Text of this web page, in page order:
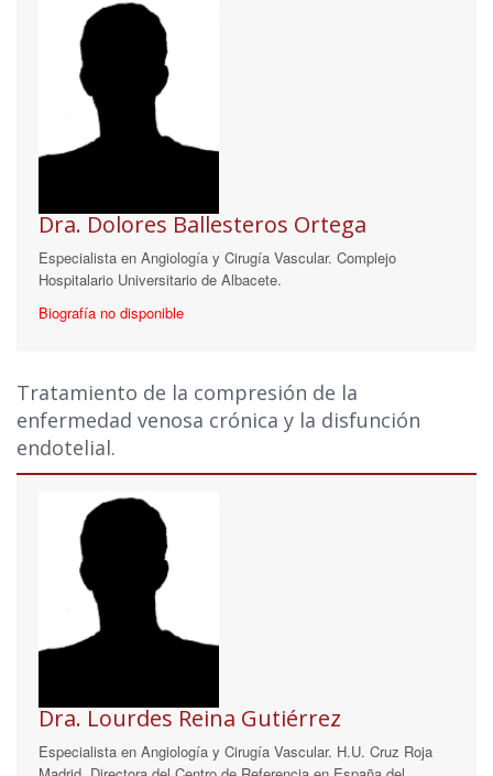
Dra. Dolores Ballesteros Ortega
Especialista en Angiología y Cirugía Vascular. Complejo
Hospitalario Universitario de Albacete.
Biografía no disponible
Tratamiento de la compresión de la
enfermedad venosa crónica y la disfunción
endotelial.
Dra. Lourdes Reina Gutiérrez
Especialista en Angiología y Cirugía Vascular. H.U. Cruz Roja